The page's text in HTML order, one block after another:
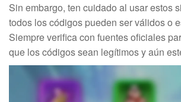
Sin embargo, ten cuidado al usar estos
todos los códigos pueden ser válidos o
Siempre verifica con fuentes oficiales
que los códigos sean legítimos y aún